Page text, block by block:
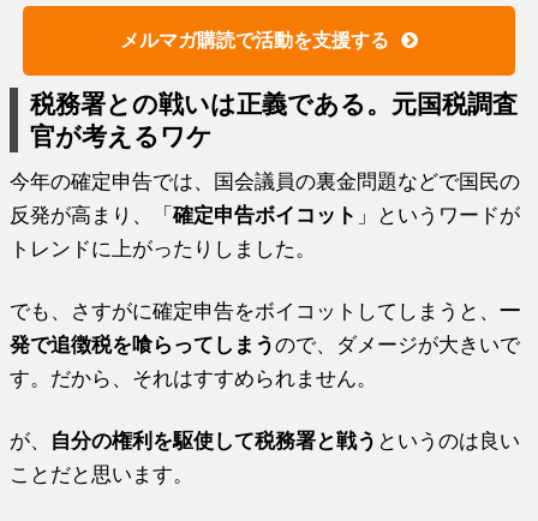
メルマガ購読で活動を支援する
税務署との戦いは正義である。元国税調査
官が考えるワケ
今年の確定申告では、国会議員の裏金問題などで国民の
反発が高まり、「確定申告ボイコット 」というワードが
トレンドに上がったりしました。
でも、さすがに確定申告をボイコットしてしまうと、一
発で追徴税を喰らってしまうので、ダメージが大きいで
す。だから、それはすすめられません。
が、 自分の権利を駆使して税務署と戦う というのは良い
ことだと思います。